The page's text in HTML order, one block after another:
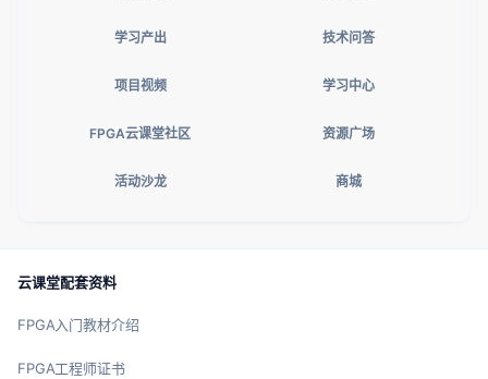
学习产出 技术问答
项目视频 学习中心
FPGA云课堂社区 资源广场
活动沙龙 商城
云课堂配套资料
FPGA入门教材介绍
FPGA工程师证书